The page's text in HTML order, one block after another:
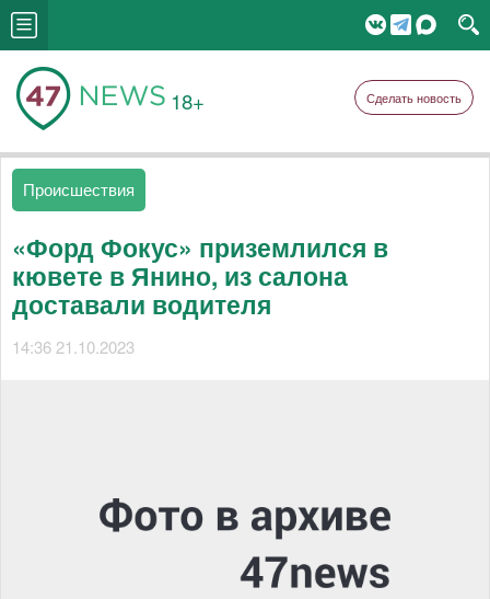
18+ Сделать новость
Происшествия
«Форд Фокус» приземлился в
кювете в Янино, из салона
доставали водителя
14:36 21.10.2023